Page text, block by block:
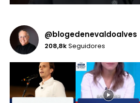
@blogedenevaldoalves
208,8kSeguidores